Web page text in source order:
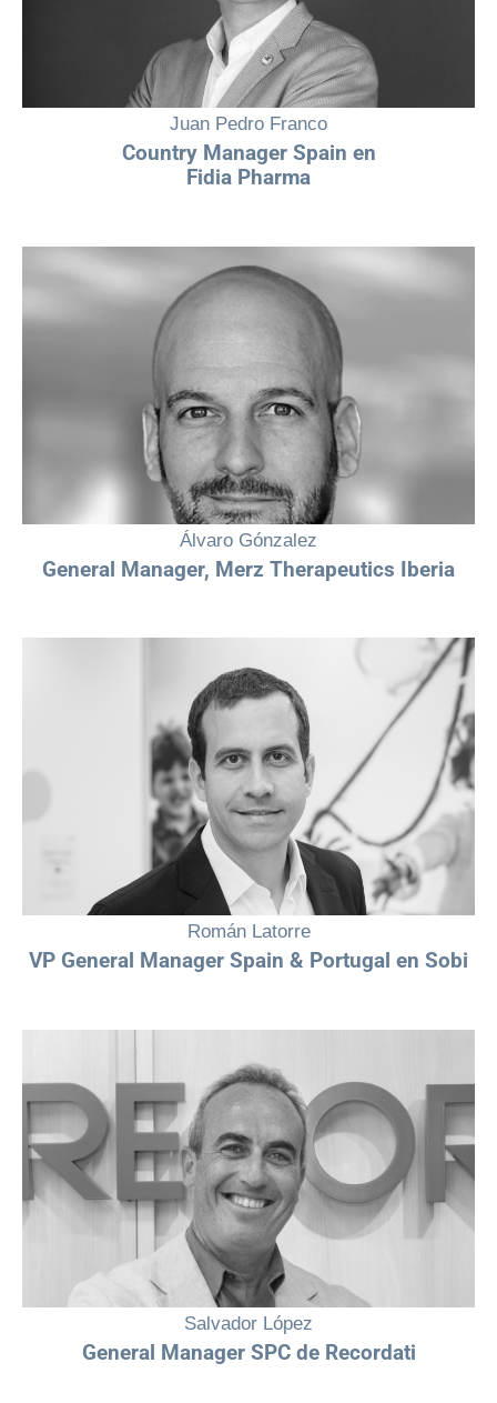
dirección. En Laboratorios Fidia, queremos ser agentes de este
cambio."
Juan Pedro Franco
Country Manager Spain en
Fidia Pharma
“La diversidad es una palanca de transformación real y un valioso
activo que genera mayor impacto y mejores soluciones para los
pacientes. En Merz Therapeutics Iberia colaboramos con Mujeres en
Farma para impulsar espacios inclusivos, apoyar el crecimiento del
talento femenino y contribuir a construir un sector salud más
equitativo e innovador”
Álvaro Gónzalez
General Manager, Merz Therapeutics Iberia
"La igualdad y la integración son principios que nos mueven cada día
en Sobi para lograr una compañía más inclusiva y diversa, que acoge
e integra diferentes talentos, trayectorias, experiencias, creencias y
características. Así lo tenemos definido en nuestra misión.”
Román Latorre
VP General Manager Spain & Portugal en Sobi
“Los equipos que gozan de diversidad intelectual y de entornos
seguros de confianza para confrontar ideas, multiplican el impacto en
el negocio y generan espacios donde la innovación puede abrirse
camino.”
Salvador López
General Manager SPC de Recordati